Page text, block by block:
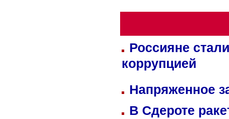
Россияне
коррупцией
Напряженное
В Сдероте